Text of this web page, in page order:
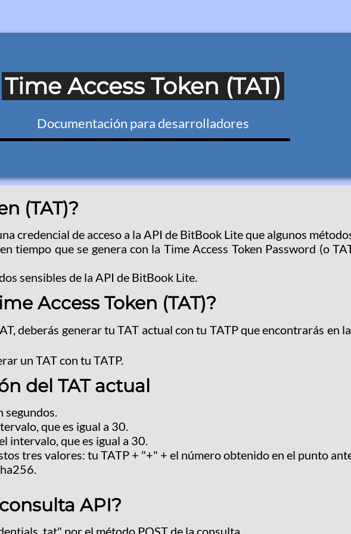
Time Access Token (TAT)
Documentación para desarrolladores
(TAT)?
credencial de acceso a la API de BitBook Lite que algunos
tiempo que se genera con la Time Access Token Password (o
sensibles de la API de BitBook Lite.
Access Token (TAT)?
deberás generar tu TAT actual con tu TATP que encontrarás en la
un TAT con tu TATP.
del TAT actual
segundos.
que es igual a 30.
intervalo, que es igual a 30.
tres valores: tu TATP + "+" + el número obtenido en el punto
API?